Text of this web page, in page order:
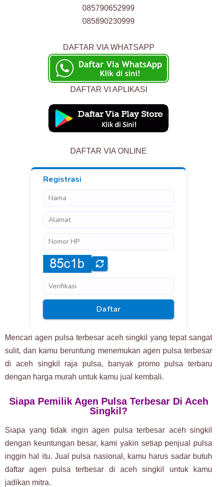
085790652999
085890230999
DAFTAR VIA WHATSAPP
DAFTAR VI APLIKASI
DAFTAR VIA ONLINE
Mencari agen pulsa terbesar aceh singkil yang tepat sangat
sulit, dan kamu beruntung menemukan agen pulsa terbesar
di aceh singkil raja pulsa, banyak promo pulsa terbaru
dengan harga murah untuk kamu jual kembali.
Siapa Pemilik Agen Pulsa Terbesar Di Aceh
Singkil?
Siapa yang tidak ingin agen pulsa terbesar aceh singkil
dengan keuntungan besar, kami yakin setiap penjual pulsa
inggin hal itu. Jual pulsa nasional, kamu harus sadar butuh
daftar agen pulsa terbesar di aceh singkil untuk kamu
jadikan mitra.